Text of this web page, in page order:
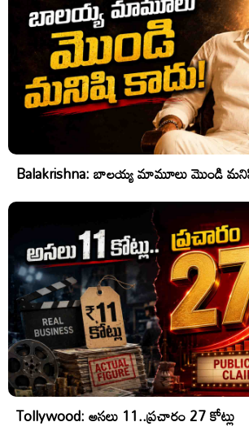
Balakrishna: బాలయ్య మామూలు మొండి
Tollywood: అసలు 11..ప్రచారం 27 కోట్లు